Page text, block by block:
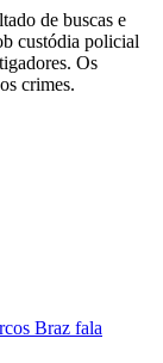
de buscas e
custódia policial
Os
crimes.
Braz fala